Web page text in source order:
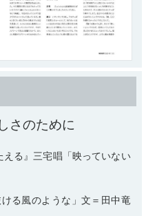
さのために
える』三宅唱「映っていない
る風のような」文＝田中竜